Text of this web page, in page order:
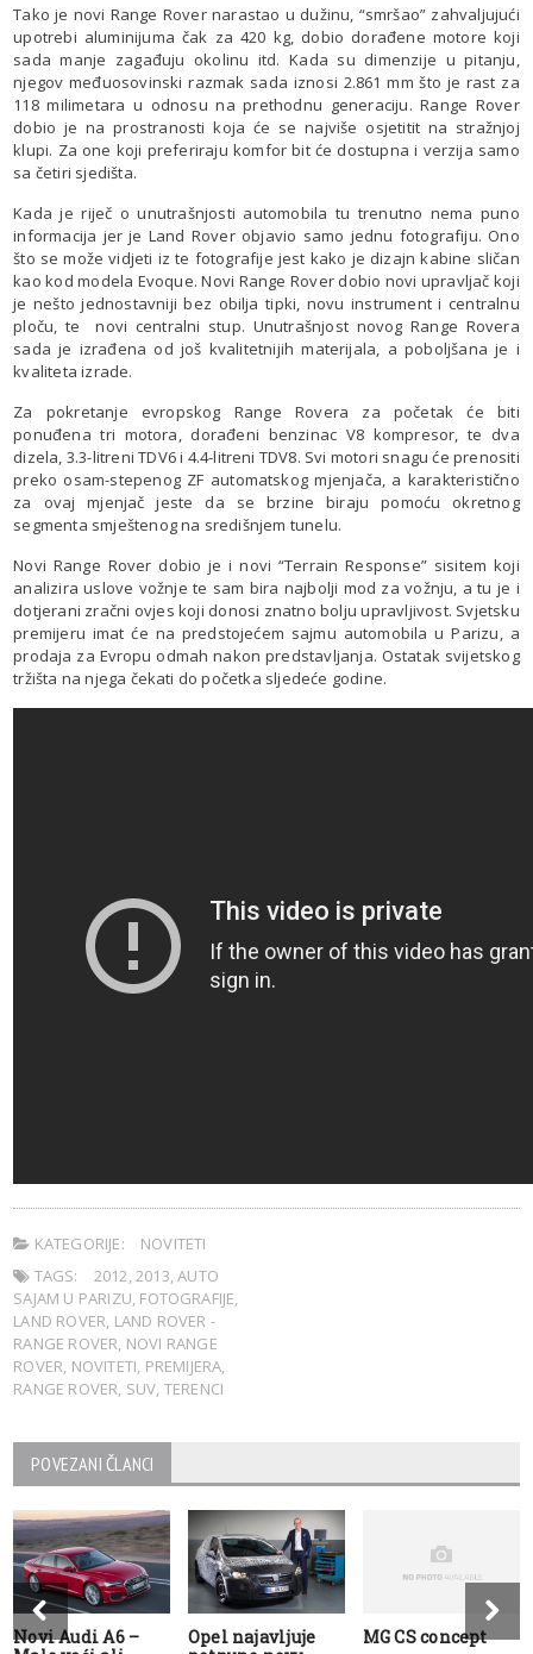
Tako je novi Range Rover narastao u dužinu, “smršao” zahvaljujući
upotrebi aluminijuma čak za 420 kg, dobio dorađene motore koji
sada manje zagađuju okolinu itd. Kada su dimenzije u pitanju,
njegov međuosovinski razmak sada iznosi 2.861 mm što je rast za
118 milimetara u odnosu na prethodnu generaciju. Range Rover
dobio je na prostranosti koja će se najviše osjetitit na stražnjoj
klupi. Za one koji preferiraju komfor bit će dostupna i verzija samo
sa četiri sjedišta.
Kada je riječ o unutrašnjosti automobila tu trenutno nema puno
informacija jer je Land Rover objavio samo jednu fotografiju. Ono
što se može vidjeti iz te fotografije jest kako je dizajn kabine sličan
kao kod modela Evoque. Novi Range Rover dobio novi upravljač koji
je nešto jednostavniji bez obilja tipki, novu instrument i centralnu
ploču, te novi centralni stup. Unutrašnjost novog Range Rovera
sada je izrađena od još kvalitetnijih materijala, a poboljšana je i
kvaliteta izrade.
Za pokretanje evropskog Range Rovera za početak će biti
ponuđena tri motora, dorađeni benzinac V8 kompresor, te dva
dizela, 3.3-litreni TDV6 i 4.4-litreni TDV8. Svi motori snagu će prenositi
preko osam-stepenog ZF automatskog mjenjača, a karakteristično
za ovaj mjenjač jeste da se brzine biraju pomoću okretnog
segmenta smještenog na središnjem tunelu.
Novi Range Rover dobio je i novi “Terrain Response” sisitem koji
analizira uslove vožnje te sam bira najbolji mod za vožnju, a tu je i
dotjerani zračni ovjes koji donosi znatno bolju upravljivost. Svjetsku
premijeru imat će na predstojećem sajmu automobila u Parizu, a
prodaja za Evropu odmah nakon predstavljanja. Ostatak svijetskog
tržišta na njega čekati do početka sljedeće godine.
KATEGORIJE:
NOVITETI
TAGS:
2012,2013,AUTO
SAJAM U PARIZU, FOTOGRAFIJE,
LAND ROVER, LAND ROVER -
RANGE ROVER, NOVI RANGE
ROVER, NOVITETI, PREMIJERA,
RANGE ROVER, SUV, TERENCI
POVEZANI ČLANCI
Novi Audi A6 –
Opel najavljuje
MG CS concept